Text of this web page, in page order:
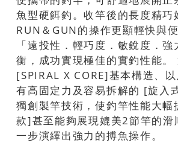
魚型硬餌釣。收竿後的長度精巧
RUN＆GUN的操作更顯輕快與
「遠投性．輕巧度．敏銳度．
衡，成功實現極佳的實釣性能。
[SPIRAL X CORE]基本構造、
有高固定力及容易拆解的 [旋入
獨創製竿技術，使釣竿性能大
款]甚至能夠展現媲美2節竿的滑
一步演繹出強力的搏魚操作。